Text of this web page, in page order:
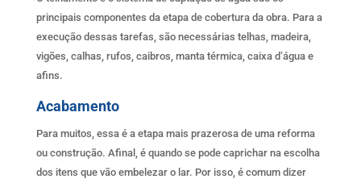
principais componentes da etapa de cobertura da obra. Para a
execução dessas tarefas, são necessárias telhas, madeira,
vigões, calhas, rufos, caibros, manta térmica, caixa d’água e
afins.
Acabamento
Para muitos, essa é a etapa mais prazerosa de uma reforma
ou construção. Afinal, é quando se pode caprichar na escolha
dos itens que vão embelezar o lar. Por isso, é comum dizer